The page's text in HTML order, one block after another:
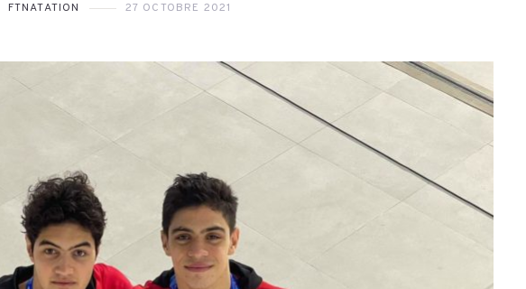
FTNATATION 27 OCTOBRE 2021
27 JUILLET 2026